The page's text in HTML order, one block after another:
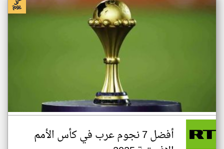
أفضل 7 نجوم عرب في كأس الأمم